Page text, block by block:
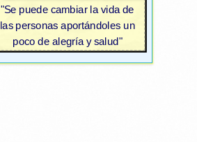
"Se puede cambiar la vida de
las personas aportándoles un
poco de alegría y salud"